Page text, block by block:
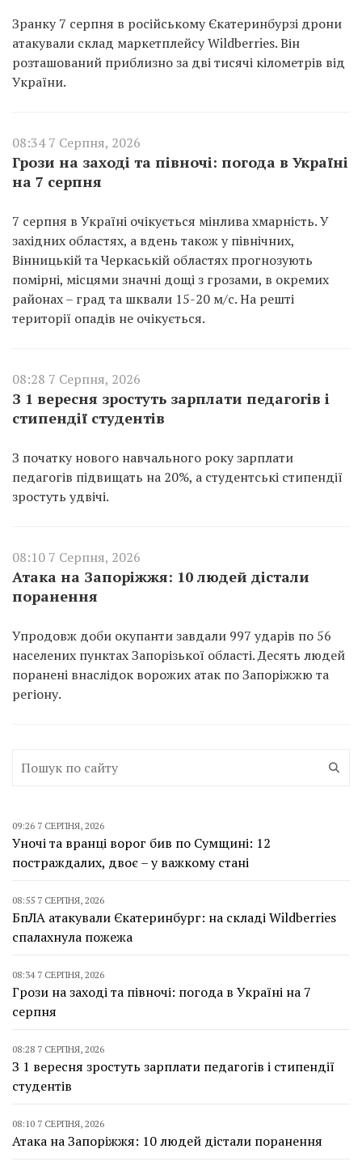
Зранку 7 серпня в російському Єкатеринбурзі дрони
атакували склад маркетплейсу Wildberries. Він
розташований приблизно за дві тисячі кілометрів від
України.
08:34 7 Серпня, 2026
Грози на заході та півночі: погода в Україні
на 7 серпня
7 серпня в Україні очікується мінлива хмарність. У
західних областях, а вдень також у північних,
Вінницькій та Черкаській областях прогнозують
помірні, місцями значні дощі з грозами, в окремих
районах – град та шквали 15-20 м/с. На решті
території опадів не очікується.
08:28 7 Серпня, 2026
З 1 вересня зростуть зарплати педагогів і
стипендії студентів
З початку нового навчального року зарплати
педагогів підвищать на 20%, а студентські стипендії
зростуть удвічі.
08:10 7 Серпня, 2026
Атака на Запоріжжя: 10 людей дістали
поранення
Упродовж доби окупанти завдали 997 ударів по 56
населених пунктах Запорізької області. Десять людей
поранені внаслідок ворожих атак по Запоріжжю та
регіону.
09:26 7 СЕРПНЯ, 2026
Уночі та вранці ворог бив по Сумщині: 12
постраждалих, двоє – у важкому стані
08:55 7 СЕРПНЯ, 2026
БпЛА атакували Єкатеринбург: на складі Wildberries
спалахнула пожежа
08:34 7 СЕРПНЯ, 2026
Грози на заході та півночі: погода в Україні на 7
серпня
08:28 7 СЕРПНЯ, 2026
З 1 вересня зростуть зарплати педагогів і стипендії
студентів
08:10 7 СЕРПНЯ, 2026
Атака на Запоріжжя: 10 людей дістали поранення